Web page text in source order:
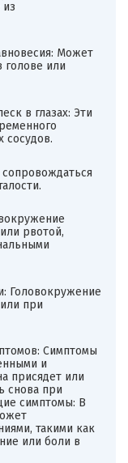
Может
голове или
в глазах: Эти
сосудов.
рвотой,
Головокружение
при
Симптомы
и
присядет или
снова при
симптомы: В
такими как
или боли в